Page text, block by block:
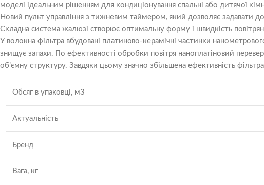
моделі ідеальним рішенням для кондиціонування спальні або дитячої
Новий пульт управління з тижневим таймером, який дозволяє задавати
Складна система жалюзі створює оптимальну форму і швидкість
У волокна фільтра вбудовані платиново-керамічні частинки
знищує запахи. По ефективності обробки повітря наноплатіновий
об’ємну структуру. Завдяки цьому значно збільшена ефективність
Обсяг в упаковці, м3
Актуальність
Бренд
Вага, кг